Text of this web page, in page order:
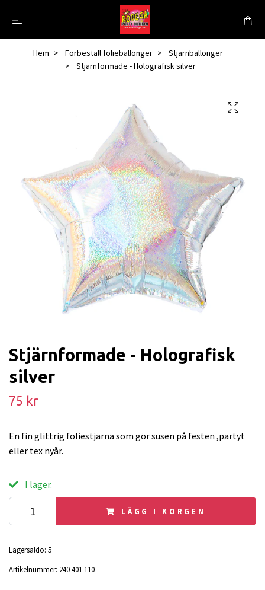
Hem Förbeställ folieballonger
Stjärnballonger
Stjärnformade - Holografisk silver
Stjärnformade - Holografisk
silver
75 kr
En fin glittrig foliestjärna som gör susen på festen ,partyt
eller tex nyår.
I lager.
LÄGG I KORGEN
Lagersaldo: 5
Artikelnummer: 240 401 110